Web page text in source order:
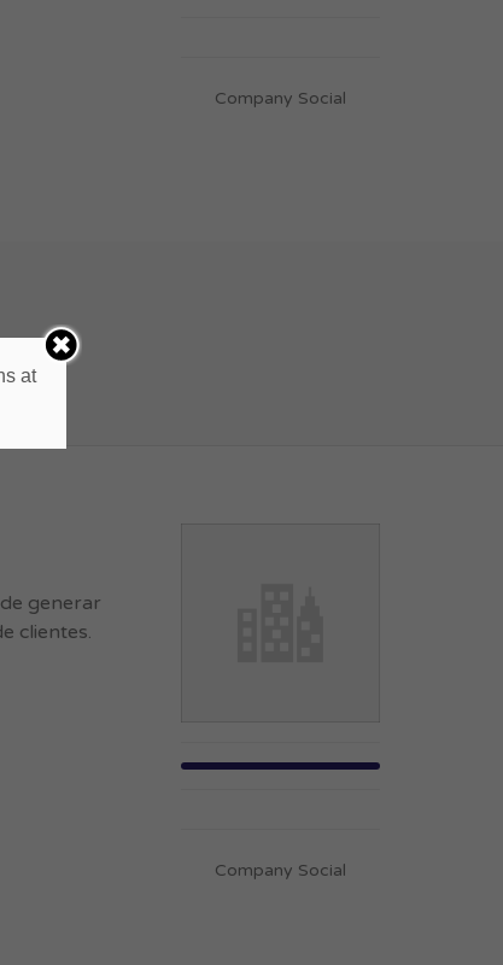
Company Social
generar
clientes.
Company Social
at